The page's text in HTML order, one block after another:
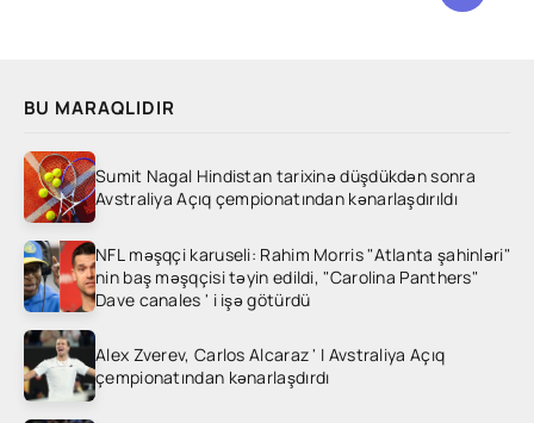
BU MARAQLIDIR
Sumit Nagal Hindistan tarixinə düşdükdən sonra
Avstraliya Açıq çempionatından kənarlaşdırıldı
NFL məşqçi karuseli: Rahim Morris "Atlanta şahinləri"
nin baş məşqçisi təyin edildi, "Carolina Panthers"
Dave canales ' i işə götürdü
Alex Zverev, Carlos Alcaraz ' I Avstraliya Açıq
çempionatından kənarlaşdırdı